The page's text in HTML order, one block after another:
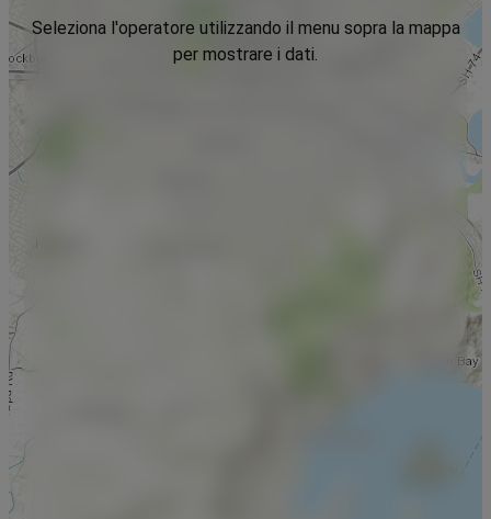
Seleziona l'operatore utilizzando il menu sopra la mappa
per mostrare i dati.